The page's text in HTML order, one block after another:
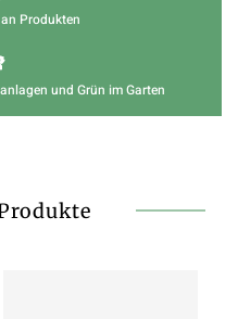
Produkten
und Grün im Garten